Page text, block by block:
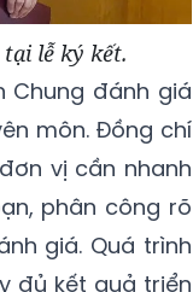
tại lễ ký kết.
Chung đánh giá
môn. Đồng chí
vị cần nhanh
phân công rõ
giá. Quá trình
đủ kết quả triển